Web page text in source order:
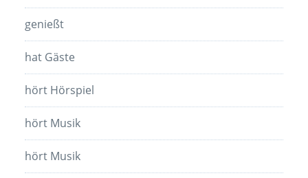
genießt
hat Gäste
hört Hörspiel
hört Musik
hört Musik